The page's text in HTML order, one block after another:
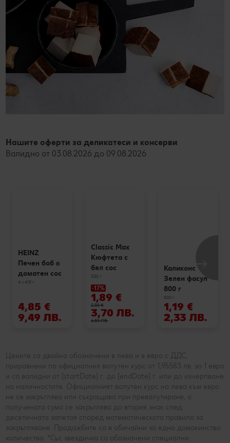
Нашите оферти за деликатеси и консерви
Валидно от 03.08.2026 до 09.08.2026
HEINZ
Печен боб в
доматен сос
4 x 415 г
4,85 €
9,49 ЛВ.
Classic Max
Кюфтета с
бял сос
330 г
-17%
1,89 €
2,30 €
3,70 ЛВ.
4,50 ЛВ.
Каликонс
Зелен фасул
800 г
800 г
1,19 €
2,33 ЛВ.
Цените са двойно обозначени в лева и в евро с ДДС,
приравнени по официалния валутен курс от 1,95583 лв. за 1 евро
и са валидни от {startDate} г. до {endDate} г. или до изчерпване
на наличностите. Официалният валутен курс на лева към евро
не се закръглява или съкращава при превалутиране, а
получената сума се закръглява до втория знак след
десетичната запетая според математическото правило за
закръгляване. Продажбите са в обичайни за едно домакинство
количества. *Със звездичка са обозначени специални